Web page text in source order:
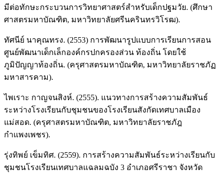
มีต่อทักษะกระบวนการวิทยาศาสตร์สำหรับเด็กปฐมวัย. (ศึกษา
ศาสตรมหาบัณฑิต, มหาวิทยาลัยศรีนครินทรวิโรฒ).
ทัศนีย์ นาคุณทรง. (2553) การพัฒนารูปแบบการเรียนการสอน
ศูนย์พัฒนาเด็กเล็กองค์กรปกครองส่วน ท้องถิ่น โดยใช้
ภูมิปัญญาท้องถิ่น. (ครุศาสตรมหาบัณฑิต, มหาวิทยาลัยราชภัฏ
มหาสารคาม).
ไพเราะ กาญจนสิงห์. (2555). แนวทางการสร้างความสัมพันธ์
ระหว่างโรงเรียนกับชุมชนของโรงเรียนสังกัดเทศบาลเมือง
แม่สอด. (ครุศาสตรมหาบัณฑิต, มหาวิทยาลัยราชภัฎ
กำแพงเพชร).
รุ่งทิพย์ เข็มทิศ. (2559). การสร้างความสัมพันธ์ระหว่างเรียนกับ
ชุมชนโรงเรียนเทศบาลแฉลมฉบัง 3 อำเภอศรีราชา จังหวัด